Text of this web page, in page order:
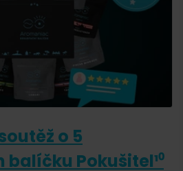
o 5
Pokušitel¹⁰